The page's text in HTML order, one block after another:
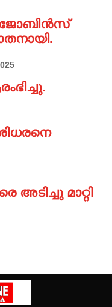
ജോബിൻസ്
അടിച്ചു മാറ്റി